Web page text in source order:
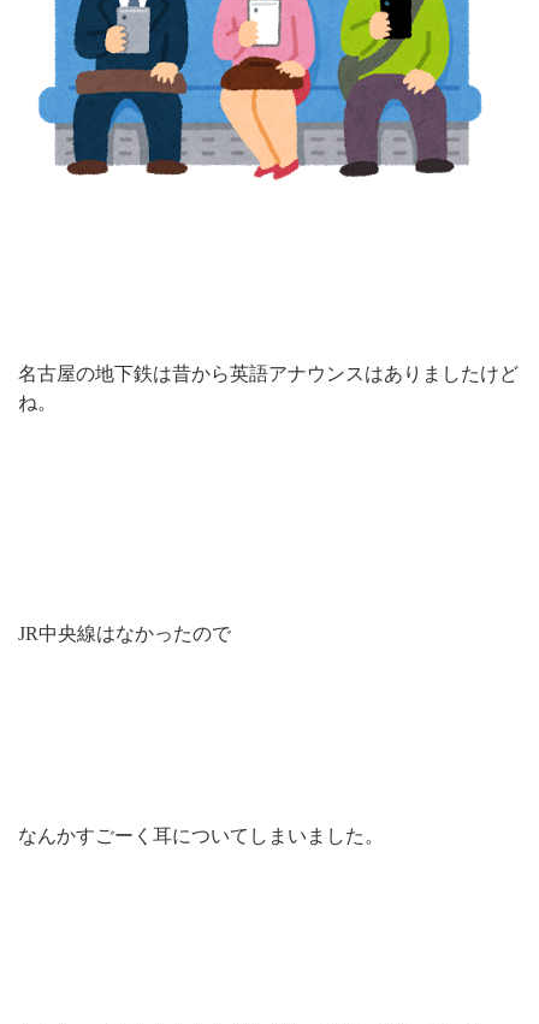
名古屋の地下鉄は昔から英語アナウンスはありましたけど
ね。
JR中央線はなかったので
なんかすごーく耳についてしまいました。